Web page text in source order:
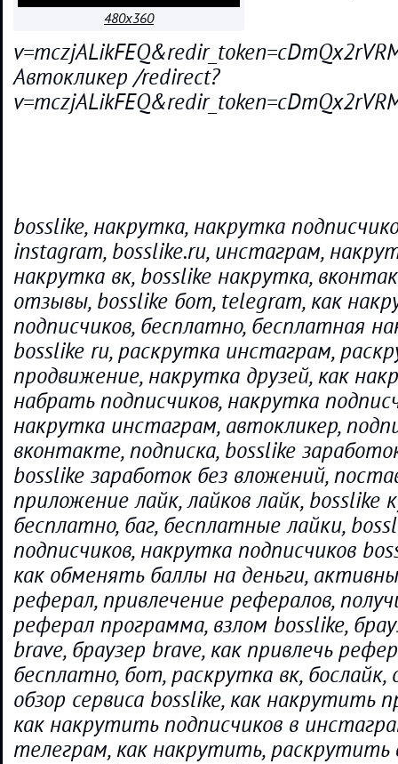
480x360
Автокликер /redirect?
bosslike, накрутка, накрутка
instagram, bosslike.ru, инстаграм,
накрутка вк, bosslike накрутка,
отзывы, bosslike бот, telegram, как
подписчиков, бесплатно, бесплатная
bosslike ru, раскрутка инстаграм,
продвижение, накрутка друзей, как
набрать подписчиков, накрутка
накрутка инстаграм, автокликер,
вконтакте, подписка, bosslike
bosslike заработок без вложений,
приложение лайк, лайков лайк, bosslike
бесплатно, баг, бесплатные лайки,
подписчиков, накрутка подписчиков
как обменять баллы на деньги,
реферал, привлечение рефералов,
реферал программа, взлом bosslike,
brave, браузер brave, как привлечь
бесплатно, бот, раскрутка вк, бослайк,
обзор сервиса bosslike, как накрутить
как накрутить подписчиков в
телеграм, как накрутить, раскрутить